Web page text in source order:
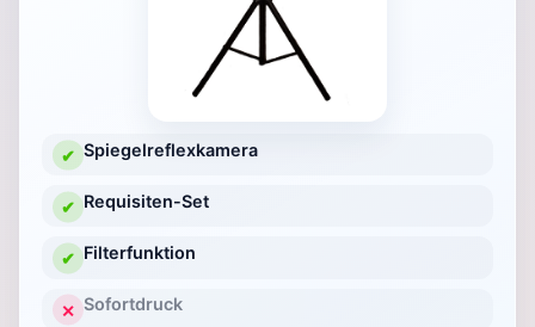
✔ Spiegelreflexkamera
✔ Requisiten-Set
✔ Filterfunktion
✕ Sofortdruck